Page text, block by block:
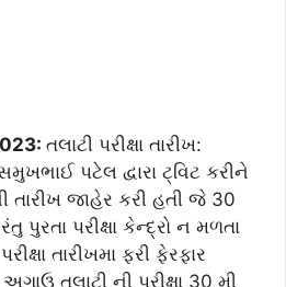
તલાટી પરીક્ષા તારીખ:
પટેલ દ્વારા ટ્વિટ કરીને
તારીખ જાહેર કરી હતી જે 30
પુરતા પરીક્ષા કેન્દ્રો ન મળતા
તારીખમા ફરી ફેરફાર
તલાટી ની પરીક્ષા 30 મી